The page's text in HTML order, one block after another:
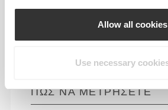
Allow all cookies
Use necessary
ΠΏΣ ΝΑ ΜΕΤΡΉΣΕΤΕ